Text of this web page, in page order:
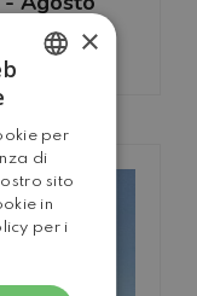
ENGLISH
×
per
di
sito
in
per i